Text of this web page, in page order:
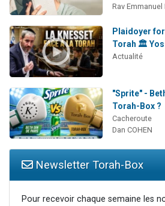
Rav Emmanuel
Plaidoyer
Torah 🏛️
Actualité
"Sprite" -
Torah-Box ?
Cacheroute
Dan COHEN
Newsletter Torah-Box
Pour recevoir chaque semaine les